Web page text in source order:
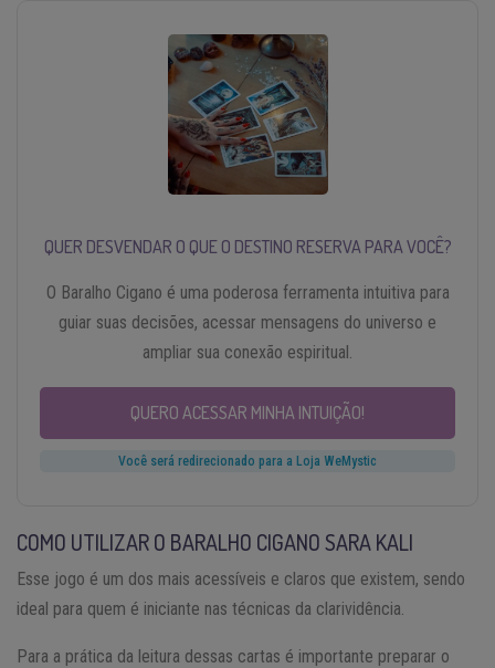
QUER DESVENDAR O QUE O DESTINO RESERVA PARA VOCÊ?
O Baralho Cigano é uma poderosa ferramenta intuitiva para
guiar suas decisões, acessar mensagens do universo e
ampliar sua conexão espiritual.
QUERO ACESSAR MINHA INTUIÇÃO!
Você será redirecionado para a Loja WeMystic
COMO UTILIZAR O BARALHO CIGANO SARA KALI
Esse jogo é um dos mais acessíveis e claros que existem, sendo
ideal para quem é iniciante nas técnicas da clarividência.
Para a prática da leitura dessas cartas é importante preparar o